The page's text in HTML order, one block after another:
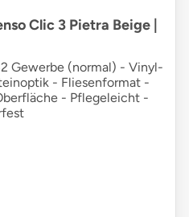
Clic 3 Pietra Beige |
Gewerbe (normal) - Vinyl-
- Fliesenformat -
- Pflegeleicht -